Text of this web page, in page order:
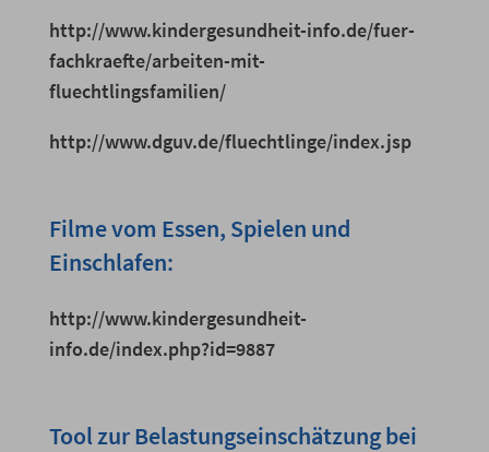
http://www.kindergesundheit-info.de/fuer-
fachkraefte/arbeiten-mit-
fluechtlingsfamilien/
http://www.dguv.de/fluechtlinge/index.jsp
Filme vom Essen, Spielen und
Einschlafen:
http://www.kindergesundheit-
info.de/index.php?id=9887
Tool zur Belastungseinschätzung bei